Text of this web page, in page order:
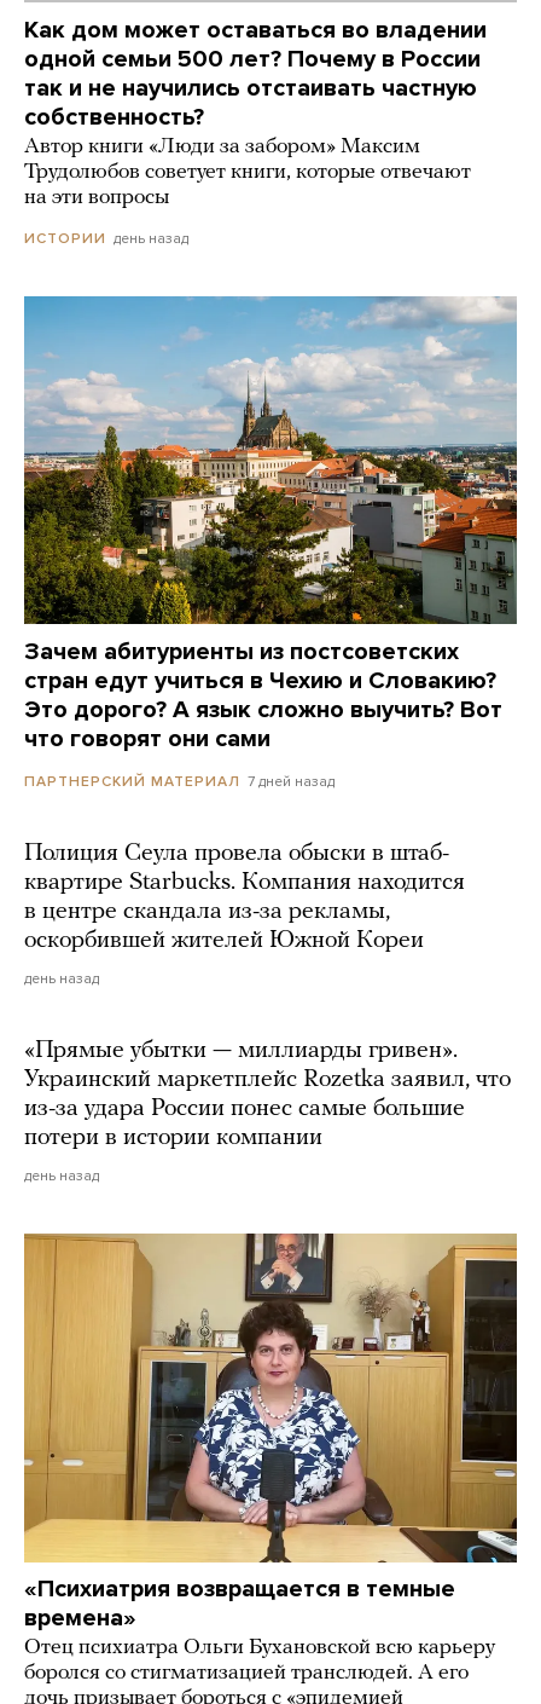
Как дом может оставаться во владении
одной семьи 500 лет? Почему в России
так и не научились отстаивать частную
собственность?
Автор книги «Люди за забором» Максим
Трудолюбов советует книги, которые отвечают
на эти вопросы
ИСТОРИИ день назад
Зачем абитуриенты из постсоветских
стран едут учиться в Чехию и Словакию?
Это дорого? А язык сложно выучить? Вот
что говорят они сами
ПАРТНЕРСКИЙ МАТЕРИАЛ 7 дней назад
Полиция Сеула провела обыски в штаб-
квартире Starbucks. Компания находится
в центре скандала из-за рекламы,
оскорбившей жителей Южной Кореи
день назад
«Прямые убытки — миллиарды гривен».
Украинский маркетплейс Rozetka заявил, что
из-за удара России понес самые большие
потери в истории компании
день назад
«Психиатрия возвращается в темные
времена»
Отец психиатра Ольги Бухановской всю карьеру
боролся со стигматизацией транслюдей. А его
дочь призывает бороться с «эпидемией